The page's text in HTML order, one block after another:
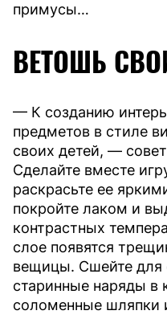
примусы…
ВЕТОШЬ
— К созданию
предметов в стиле
своих детей, —
Сделайте вместе
раскрасьте ее
покройте лаком и
контрастных
слое появятся
вещицы. Сшейте для
старинные наряды в
соломенные шляпки